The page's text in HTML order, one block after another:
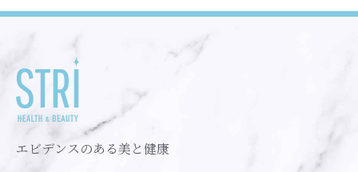
エビデンスのある美と健康